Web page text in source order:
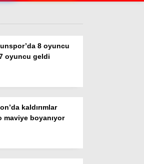
EKONOMİ
8 oyuncu
oyuncu geldi
kaldırımlar
maviye boyanıyor